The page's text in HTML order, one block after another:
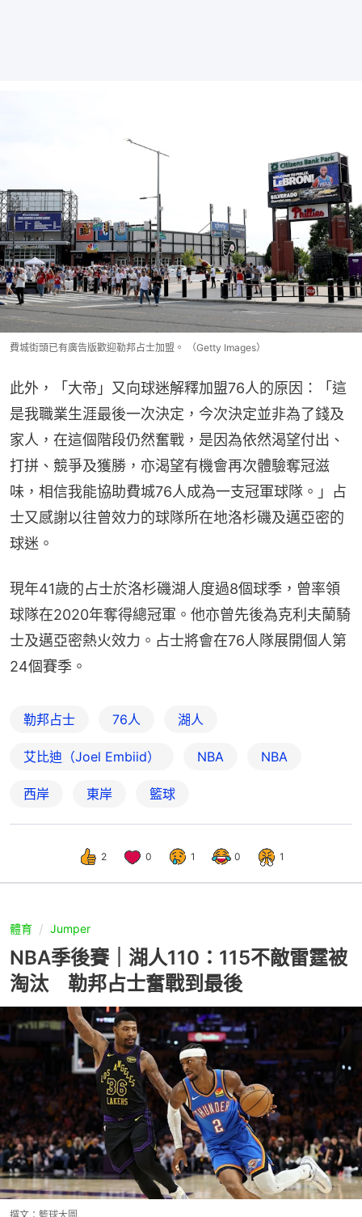
費城街頭已有廣告版歡迎勒邦占士加盟。 （Getty Images）
此外，「大帝」又向球迷解釋加盟76人的原因：「這
是我職業生涯最後一次決定，今次決定並非為了錢及
家人，在這個階段仍然奮戰，是因為依然渴望付出、
打拼、競爭及獲勝，亦渴望有機會再次體驗奪冠滋
味，相信我能協助費城76人成為一支冠軍球隊。」占
士又感謝以往曾效力的球隊所在地洛杉磯及邁亞密的
球迷。
現年41歲的占士於洛杉磯湖人度過8個球季，曾率領
球隊在2020年奪得總冠軍。他亦曾先後為克利夫蘭騎
士及邁亞密熱火效力。占士將會在76人隊展開個人第
24個賽季。
勒邦占士 76人 湖人
艾比迪（Joel Embiid） NBA NBA
西岸 東岸 籃球
2 0 1 0 1
體育 Jumper
NBA季後賽｜湖人110：115不敵雷霆被
淘汰 勒邦占士奮戰到最後